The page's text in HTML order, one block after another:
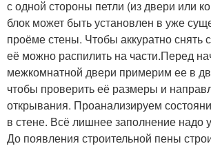
с одной стороны петли (из двери или
блок может быть установлен в уже
проёме стены. Чтобы аккуратно снять
её можно распилить на части.Перед
межкомнатной двери примерим ее в
чтобы проверить её размеры и
открывания. Проанализируем
в стене. Всё лишнее заполнение надо
До появления строительной пены